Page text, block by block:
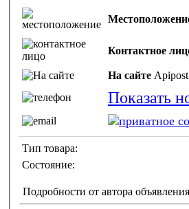
Контактное
На сайте
Показать
Тип товара:
Состояние:
Подробности от автора